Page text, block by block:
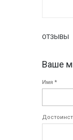
ОТЗЫВЫ
Ваше
Имя *